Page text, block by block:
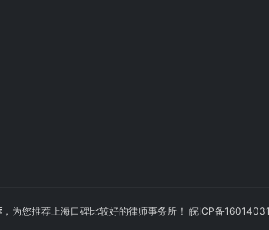
，为您推荐上海口碑比较好的律师事务所！ 皖ICP备